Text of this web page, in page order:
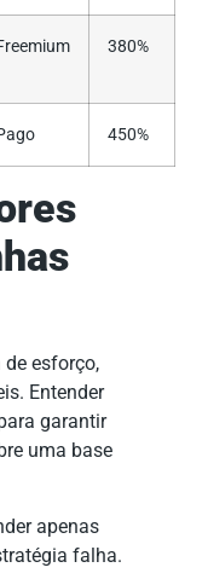
380%
450%
esforço,
Entender
garantir
uma base
apenas
falha.